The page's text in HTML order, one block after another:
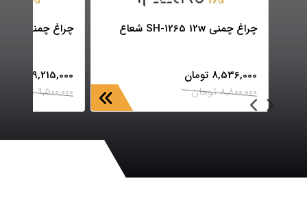
چراغ چمنی SH-1265 12w شعاع
8,536,000 تومان
8,800,000 تومان
چراغ چمنی SH-1268 12w شعاع
9,215,000
9,500,000 تومان